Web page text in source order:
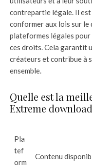
contrepartie légale. Il
conformer aux lois sur le
plateformes légales
ces droits. Cela garantit
créateurs et contribue à
ensemble.
Quelle est la
Extreme
Pla
tef
orm
Contenu